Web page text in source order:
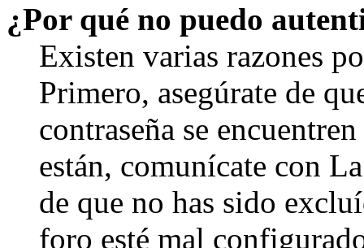
¿Por qué no puedo
Existen varias razones
Primero, asegúrate de
contraseña se
están, comunícate con
de que no has sido
foro esté mal